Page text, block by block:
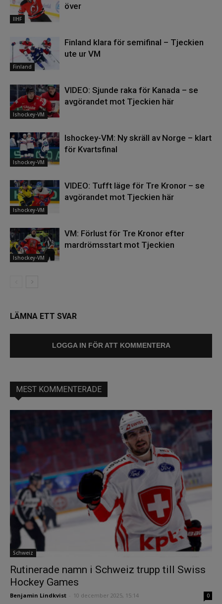
IIHF
över
Finland
Finland klara för semifinal – Tjeckien
ute ur VM
Ishockey-VM
VIDEO: Sjunde raka för Kanada – se
avgörandet mot Tjeckien här
Ishockey-VM
Ishockey-VM: Ny skräll av Norge – klart
för Kvartsfinal
Ishockey-VM
VIDEO: Tufft läge för Tre Kronor – se
avgörandet mot Tjeckien här
Ishockey-VM
VM: Förlust för Tre Kronor efter
mardrömsstart mot Tjeckien
LÄMNA ETT SVAR
LOGGA IN FÖR ATT KOMMENTERA
MEST KOMMENTERADE
Schweiz
Rutinerade namn i Schweiz trupp till Swiss
Hockey Games
Benjamin Lindkvist 10 december 2025, 15:14 0